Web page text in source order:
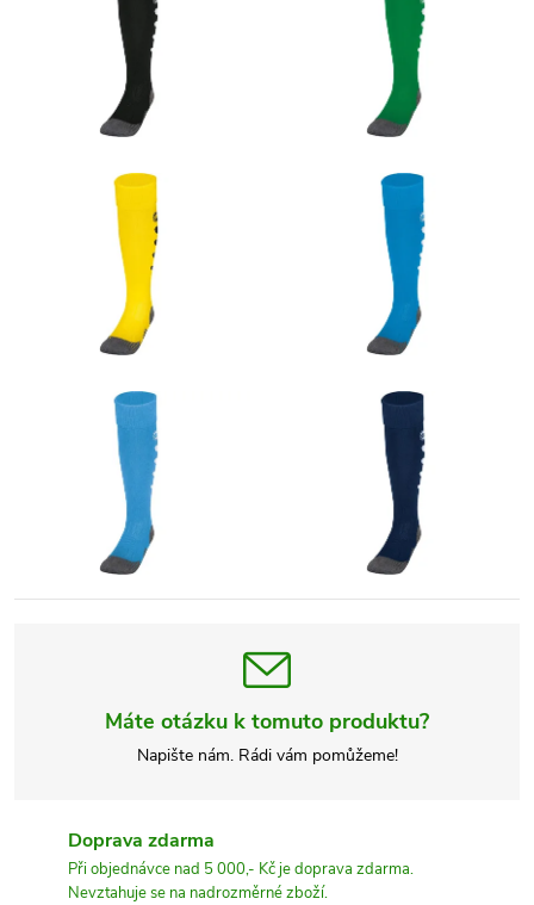
Máte otázku k tomuto produktu?
Napište nám. Rádi vám pomůžeme!
Doprava zdarma
Při objednávce nad 5 000,- Kč je doprava zdarma.
Nevztahuje se na nadrozměrné zboží.